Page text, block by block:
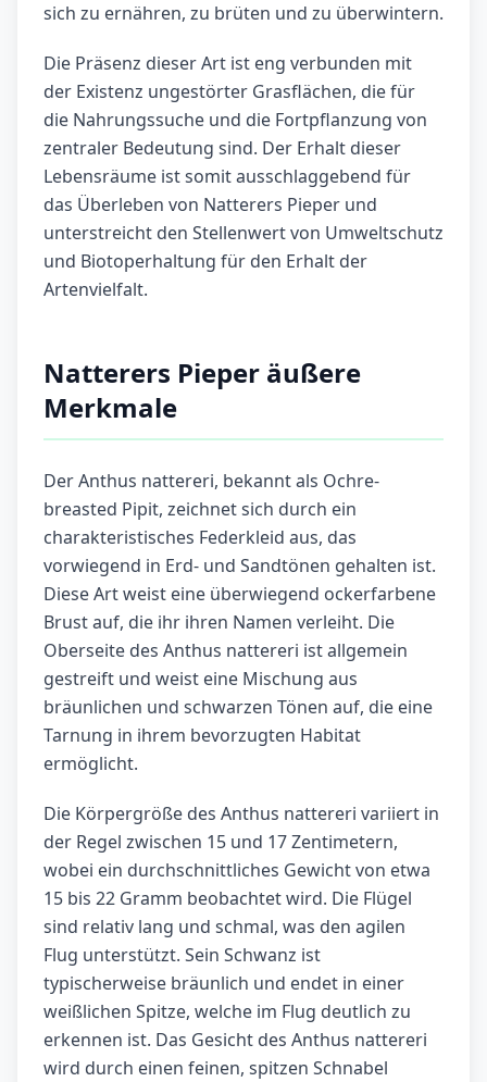
sich zu ernähren, zu brüten und zu überwintern.
Die Präsenz dieser Art ist eng verbunden mit
der Existenz ungestörter Grasflächen, die für
die Nahrungssuche und die Fortpflanzung von
zentraler Bedeutung sind. Der Erhalt dieser
Lebensräume ist somit ausschlaggebend für
das Überleben von Natterers Pieper und
unterstreicht den Stellenwert von Umweltschutz
und Biotoperhaltung für den Erhalt der
Artenvielfalt.
Natterers Pieper äußere
Merkmale
Der Anthus nattereri, bekannt als Ochre-
breasted Pipit, zeichnet sich durch ein
charakteristisches Federkleid aus, das
vorwiegend in Erd- und Sandtönen gehalten ist.
Diese Art weist eine überwiegend ockerfarbene
Brust auf, die ihr ihren Namen verleiht. Die
Oberseite des Anthus nattereri ist allgemein
gestreift und weist eine Mischung aus
bräunlichen und schwarzen Tönen auf, die eine
Tarnung in ihrem bevorzugten Habitat
ermöglicht.
Die Körpergröße des Anthus nattereri variiert in
der Regel zwischen 15 und 17 Zentimetern,
wobei ein durchschnittliches Gewicht von etwa
15 bis 22 Gramm beobachtet wird. Die Flügel
sind relativ lang und schmal, was den agilen
Flug unterstützt. Sein Schwanz ist
typischerweise bräunlich und endet in einer
weißlichen Spitze, welche im Flug deutlich zu
erkennen ist. Das Gesicht des Anthus nattereri
wird durch einen feinen, spitzen Schnabel